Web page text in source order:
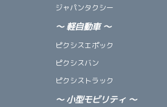
ジャパンタクシー
～ 軽自動車～
ピクシスエポック
ピクシスバン
ピクシストラック
～ 小型モビリティ ～